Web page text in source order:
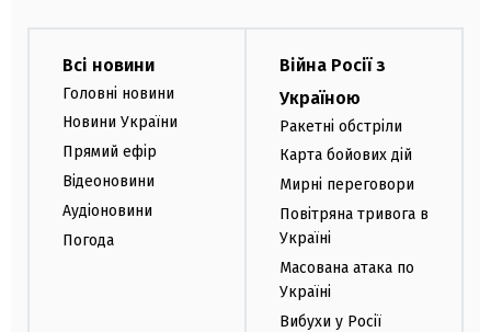
Всі новини
Головні новини
Новини України
Прямий ефір
Відеоновини
Аудіоновини
Погода
Війна Росії з
Україною
Ракетні обстріли
Карта бойових дій
Мирні переговори
Повітряна тривога в
Україні
Масована атака по
Україні
Вибухи у Росії